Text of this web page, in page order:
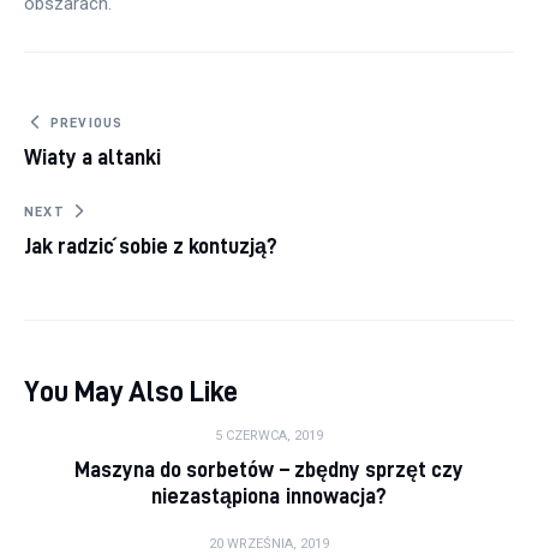
Nawigacja wpisu
PREVIOUS
Wiaty a altanki
NEXT
Jak radzić sobie z kontuzją?
You May Also Like
5 CZERWCA, 2019
Maszyna do sorbetów – zbędny sprzęt czy
niezastąpiona innowacja?
20 WRZEŚNIA, 2019